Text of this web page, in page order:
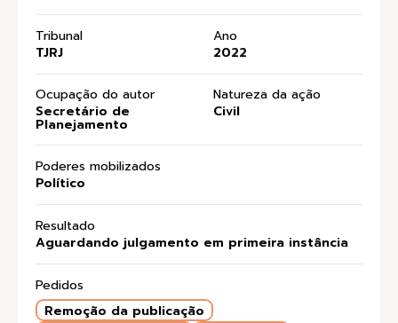
Tribunal
TJRJ
Ano
2022
Ocupação do autor
Secretário de
Planejamento
Natureza da ação
Civil
Poderes mobilizados
Político
Resultado
Aguardando julgamento em primeira instância
Pedidos
Remoção da publicação